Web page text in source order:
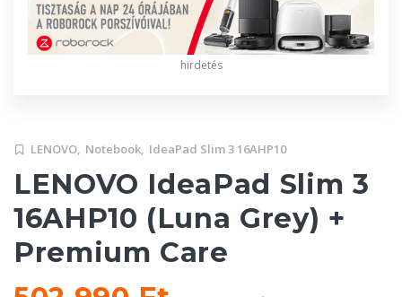
hirdetés
LENOVO, Notebook, IdeaPad Slim 3 16AHP10
LENOVO IdeaPad Slim 3
16AHP10 (Luna Grey) +
Premium Care